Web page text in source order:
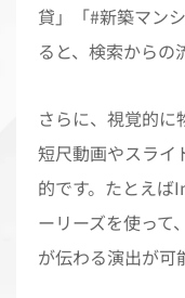
貸」「#新築マン
ると、検索からの
さらに、視覚的に
短尺動画やスライ
的です。たとえば
ーリーズを使って
が伝わる演出が可